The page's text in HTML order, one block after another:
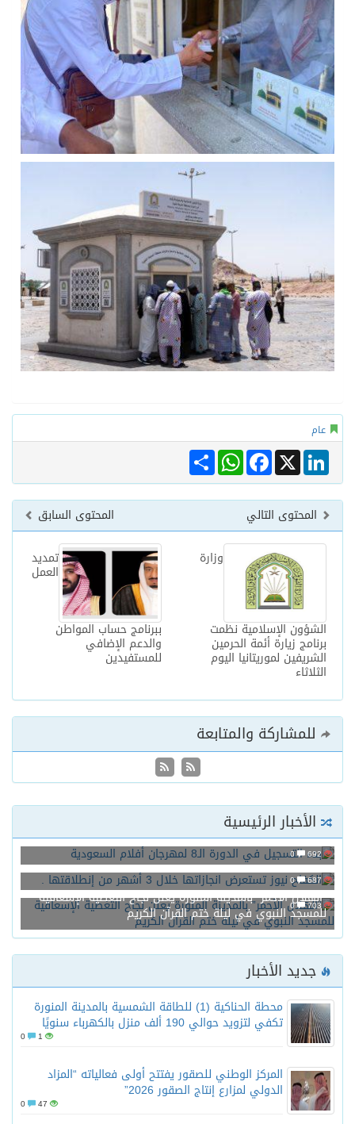
عام
Share
WhatsAppFacebook X
LinkedIn
المحتوى السابق
المحتوى التالي
تمديد
العمل
ببرنامج حساب المواطن
والدعم الإضافي
للمستفيدين
وزارة
الشؤون الإسلامية نظمت
برنامج زيارة أئمة الحرمين
الشريفين لموريتانيا اليوم
الثلاثاء
للمشاركة والمتابعة
الأخبار الرئيسية
692
0
بدء التسجيل في الدورة الـ8 لمهرجان أفلام السعودية
687
0
الكفاح نيوز تستعرض انجازاتها خلال 3 أشهر من إنطلاقتها .
703
0
“الهلال الأحمر” بالمدينة المنورة يعلن نجاح التغطية الإسعافية
للمسجد النبوي في ليلة ختم القرآن الكريم
جديد الأخبار
محطة الحناكية (1) للطاقة الشمسية بالمدينة المنورة
تكفي لتزويد حوالي 190 ألف منزل بالكهرباء سنويًا
1
المركز الوطني للصقور يفتتح أولى فعالياته “المزاد
الدولي لمزارع إنتاج الصقور 2026”
47